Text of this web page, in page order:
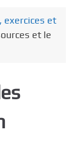
exercices et
et le